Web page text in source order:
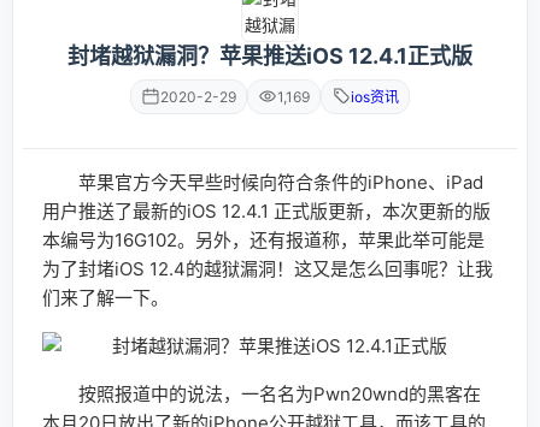
封堵越狱漏洞？苹果推送iOS 12.4.1正式版
2020-2-29 1,169 ios资讯
苹果官方今天早些时候向符合条件的iPhone、iPad
用户推送了最新的iOS 12.4.1 正式版更新，本次更新的版
本编号为16G102。另外，还有报道称，苹果此举可能是
为了封堵iOS 12.4的越狱漏洞！这又是怎么回事呢？让我
们来了解一下。
按照报道中的说法，一名名为Pwn20wnd的黑客在